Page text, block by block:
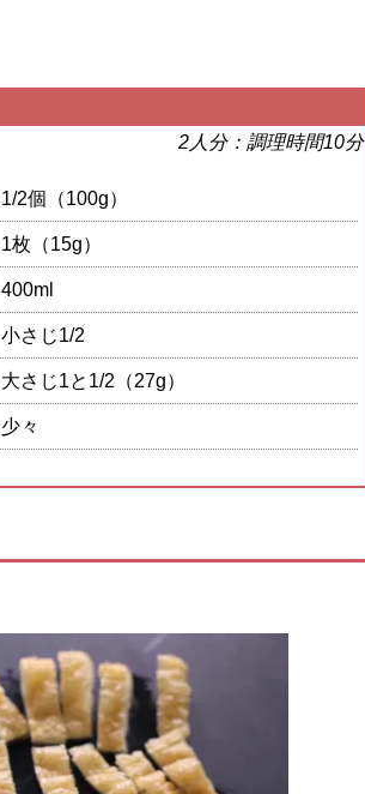
2人分：調理時間10分
1/2個（100g）
1枚（15g）
400ml
小さじ1/2
大さじ1と1/2（27g）
少々